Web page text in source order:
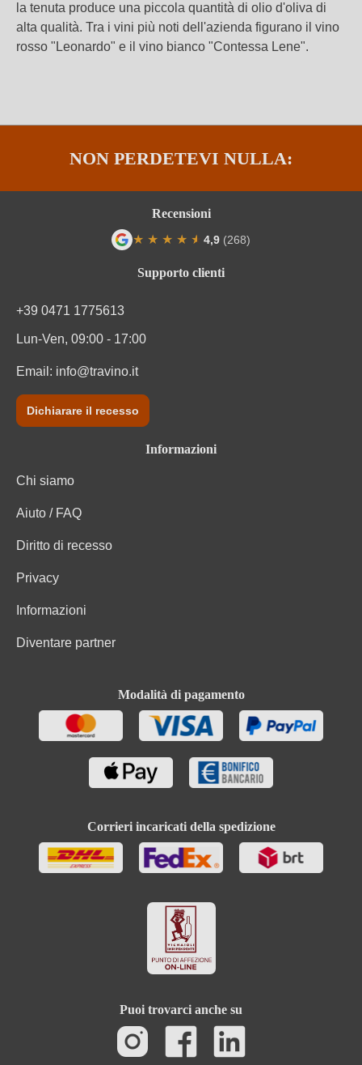
la tenuta produce una piccola quantità di olio d'oliva di
alta qualità. Tra i vini più noti dell'azienda figurano il vino
rosso "Leonardo" e il vino bianco "Contessa Lene".
NON PERDETEVI NULLA:
Supporto clienti
+39 0471 1775613
Lun-Ven, 09:00 - 17:00
Email: info@travino.it
Dichiarare il recesso
Informazioni
Chi siamo
Aiuto / FAQ
Diritto di recesso
Privacy
Informazioni
Diventare partner
Modalità di pagamento
Corrieri incaricati della spedizione
Puoi trovarci anche su
Recensioni
★ ★ ★ ★ ★
★ 4,9 (268)